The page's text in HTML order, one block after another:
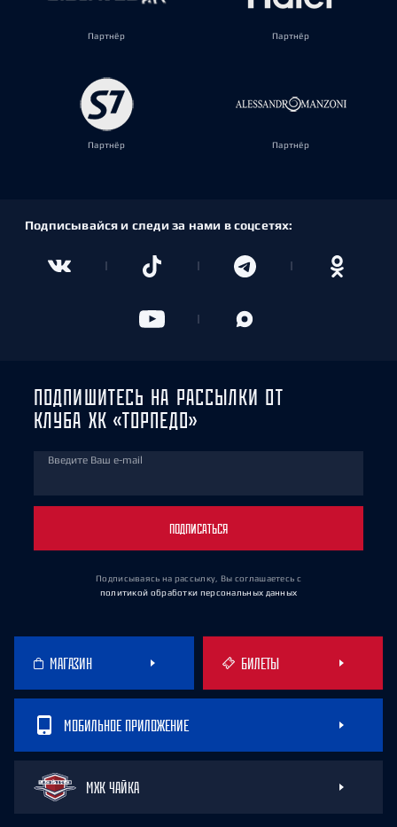
Партнёр Партнёр
Партнёр Партнёр
Подписывайся и следи за нами в соцсетях:
ПОДПИШИТЕСЬ НА РАССЫЛКИ ОТ
КЛУБА ХК «ТОРПЕДО»
Введите Ваш e-mail
ПОДПИСАТЬСЯ
Подписываясь на рассылку, Вы соглашаетесь с
политикой обработки персональных данных
МАГАЗИН БИЛЕТЫ
МОБИЛЬНОЕ ПРИЛОЖЕНИЕ
МХК ЧАЙКА